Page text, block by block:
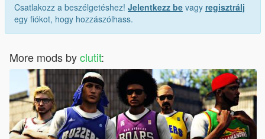
Csatlakozz a beszélgetéshez! Jelentkezz be vagy regisztrálj
egy fiókot, hogy hozzászólhass.
More mods byclutit: